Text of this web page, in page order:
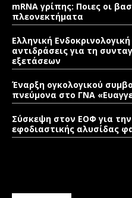
mRNA γρίπης: Ποιες οι
πλεονεκτήματα
Ελληνική
αντιδράσεις για τη
εξετάσεων
Έναρξη ογκολογικού
πνεύμονα στο ΓΝΑ
Σύσκεψη στον ΕΟΦ για
εφοδιαστικής αλυσίδας